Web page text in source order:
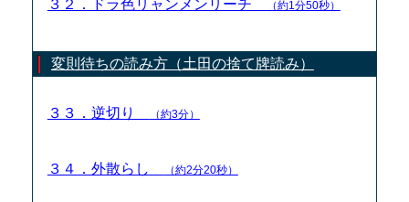
３２．ドラ色リャンメンリーチ （約1分50秒）
変則待ちの読み方（土田の捨て牌読み）
３３．逆切り （約3分）
３４．外散らし （約2分20秒）